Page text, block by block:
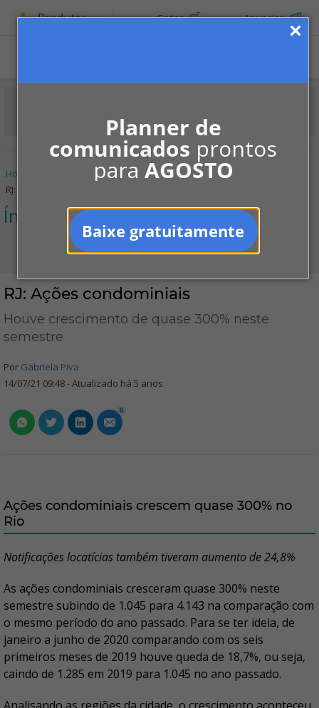
Planner de
comunicados prontos
para AGOSTO
Baixe gratuitamente
Produtos Cotar Anunciar
Home Mercado
Índices Condominiais
RJ: Ações condominiais
Índices Condominiais
RJ: Ações condominiais
Houve crescimento de quase 300% neste
semestre
Por Gabriela Piva
14/07/21 09:48 - Atualizado há 5 anos
0
Ações condominiais crescem quase 300% no
Rio
Notificações locatícias também tiveram aumento de 24,8%
As ações condominiais cresceram quase 300% neste
semestre subindo de 1.045 para 4.143 na comparação com
o mesmo período do ano passado. Para se ter ideia, de
janeiro a junho de 2020 comparando com os seis
primeiros meses de 2019 houve queda de 18,7%, ou seja,
caindo de 1.285 em 2019 para 1.045 no ano passado.